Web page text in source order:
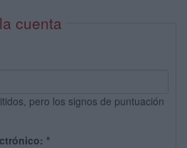
cuenta
pero los signos de puntuación
*